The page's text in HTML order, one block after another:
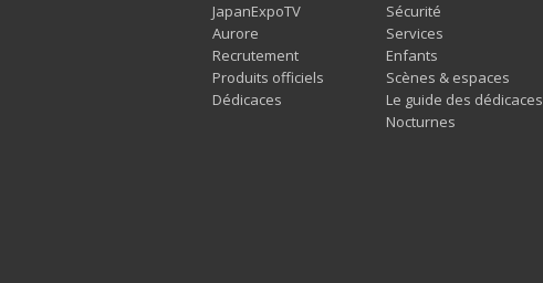
JapanExpoTV
Aurore
Recrutement
Produits officiels
Dédicaces
Sécurité
Services
Enfants
Scènes & espaces
Le guide des dédicaces
Nocturnes